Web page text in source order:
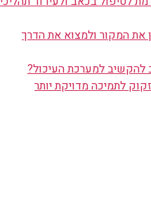
את המקור ולמצוא את הדרך
למערכת העיכול?